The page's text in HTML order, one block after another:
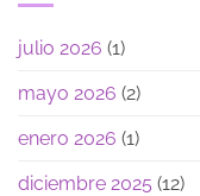
julio 2026 (1)
mayo 2026 (2)
enero 2026 (1)
diciembre 2025 (12)